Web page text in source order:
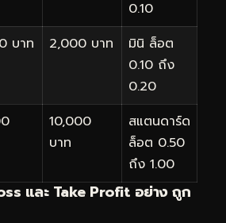
0.10
บาท 2,000 บาท
มินิ ล็อต
0.10 ถึง
0.20
10,000
บาท
สแตนดาร์ด
ล็อต 0.50
ถึง 1.00
และ Take Profit อย่าง ถูก